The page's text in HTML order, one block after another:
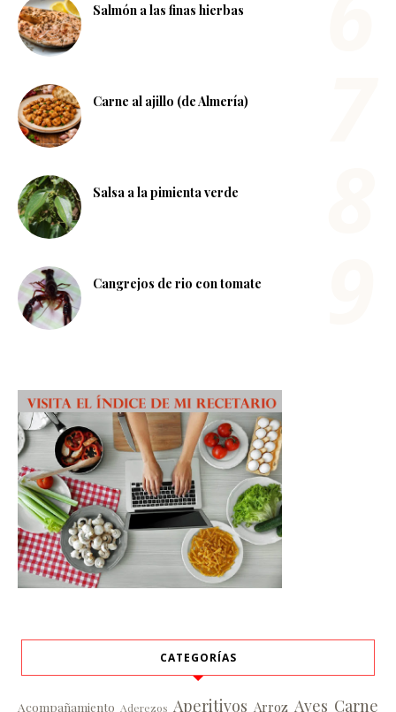
Salmón a las finas hierbas
Carne al ajillo (de Almería)
Salsa a la pimienta verde
Cangrejos de rio con tomate
CATEGORÍAS
Acompañamiento Aderezos Aperitivos Arroz Aves Carne